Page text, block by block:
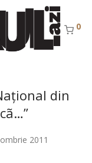
0
din
2011